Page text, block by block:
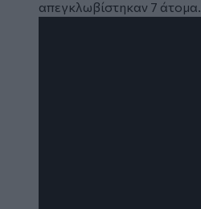
απεγκλωβίστηκαν 7 άτομα.